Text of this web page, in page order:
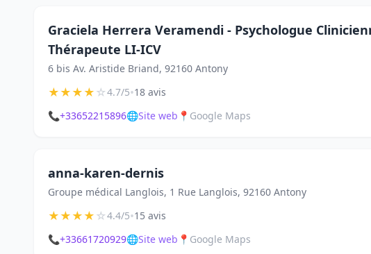
Graciela Herrera Veramendi - Psychologue
Thérapeute LI-ICV
6 bis Av. Aristide Briand, 92160 Antony
★★★★☆4.7/5•18 avis
📞+33652215896🌐Site web 📍 Google Maps
anna-karen-dernis
Groupe médical Langlois, 1 Rue Langlois, 92160 Antony
★★★★☆4.4/5•15 avis
📞+33661720929🌐Site web 📍 Google Maps